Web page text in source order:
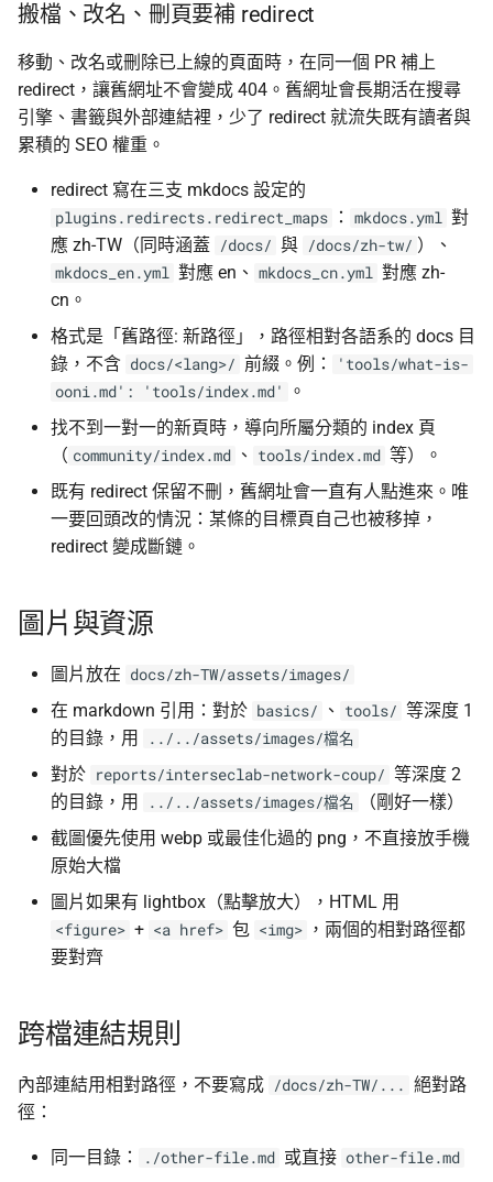
搬檔、改名、刪頁要補 redirect
移動、改名或刪除已上線的頁面時，在同一個 PR 補上
redirect，讓舊網址不會變成 404。舊網址會長期活在搜尋
引擎、書籤與外部連結裡，少了 redirect 就流失既有讀者與
累積的 SEO 權重。
redirect 寫在三支 mkdocs 設定的
plugins.redirects.redirect_maps ： mkdocs.yml 對
應 zh-TW（同時涵蓋 /docs/ 與 /docs/zh-tw/ ）、
mkdocs_en.yml 對應 en、 mkdocs_cn.yml 對應 zh-
cn。
格式是「舊路徑: 新路徑」，路徑相對各語系的 docs 目
錄，不含 docs/<lang>/ 前綴。例：
'tools/what-is-
ooni.md': 'tools/index.md'
。
找不到一對一的新頁時，導向所屬分類的 index 頁
（ community/index.md 、 tools/index.md 等）。
既有 redirect 保留不刪，舊網址會一直有人點進來。唯
一要回頭改的情況：某條的目標頁自己也被移掉，
redirect 變成斷鏈。
圖片與資源
圖片放在 docs/zh-TW/assets/images/
在 markdown 引用：對於 basics/ 、 tools/ 等深度 1
的目錄，用
../../assets/images/檔名
對於 reports/interseclab-network-coup/ 等深度 2
的目錄，用
../../assets/images/檔名
（剛好一樣）
截圖優先使用 webp 或最佳化過的 png，不直接放手機
原始大檔
圖片如果有 lightbox（點擊放大），HTML 用
<figure> + <a href> 包 <img> ，兩個的相對路徑都
要對齊
跨檔連結規則
內部連結用相對路徑，不要寫成 /docs/zh-TW/... 絕對路
徑：
同一目錄： ./other-file.md 或直接 other-file.md